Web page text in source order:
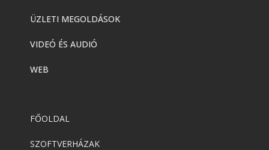
ÜZLETI MEGOLDÁSOK
VIDEÓ ÉS AUDIÓ
WEB
FŐOLDAL
SZOFTVERHÁZAK